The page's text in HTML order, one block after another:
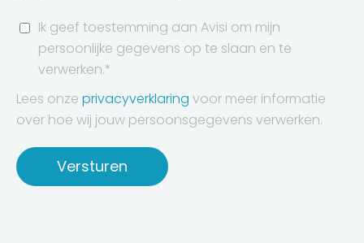
Ik geef toestemming aan Avisi om mijn
persoonlijke gegevens op te slaan en te
verwerken.*
Lees onze privacyverklaring voor meer informatie
over hoe wij jouw persoonsgegevens verwerken.